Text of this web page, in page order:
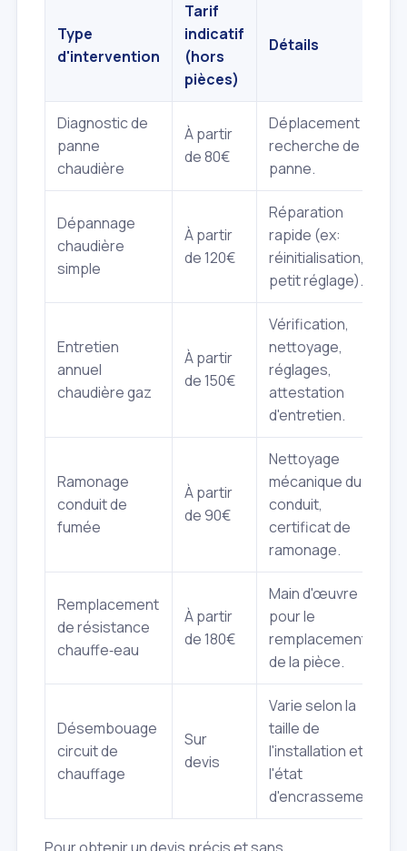
Type
d'intervention
Tarif
indicatif
(hors
pièces)
Détails
Diagnostic de
panne
chaudière
À partir
de 80€
Déplacement et
recherche de la
panne.
Dépannage
chaudière
simple
À partir
de 120€
Réparation
rapide (ex:
réinitialisation,
petit réglage).
Entretien
annuel
chaudière gaz
À partir
de 150€
Vérification,
nettoyage,
réglages,
attestation
d'entretien.
Ramonage
conduit de
fumée
À partir
de 90€
Nettoyage
mécanique du
conduit,
certificat de
ramonage.
Remplacement
de résistance
chauffe‑eau
À partir
de 180€
Main d'œuvre
pour le
remplacement
de la pièce.
Désembouage
circuit de
chauffage
Sur
devis
Varie selon la
taille de
l'installation et
l'état
d'encrassement.